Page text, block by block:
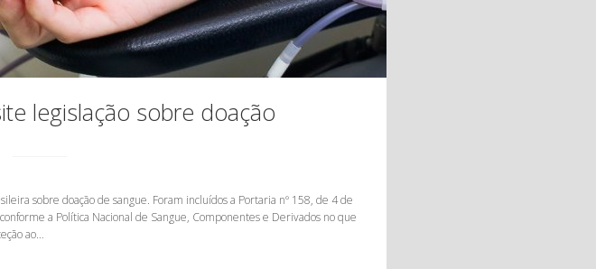
legislação sobre doação
sobre doação de sangue. Foram incluídos a Portaria nº 158, de 4 de
a Política Nacional de Sangue, Componentes e Derivados no que
ao…